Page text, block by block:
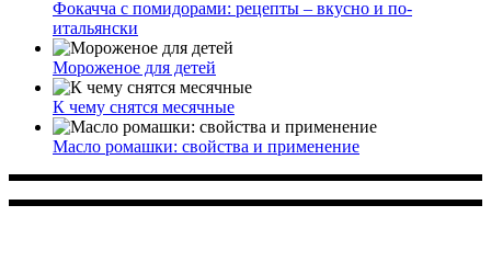
Фокачча с помидорами: рецепты – вкусно и по-
итальянски
Мороженое для детей
К чему снятся месячные
Масло ромашки: свойства и применение